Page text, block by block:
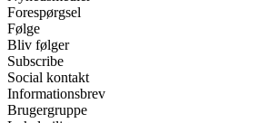
Forespørgsel
Følge
Bliv følger
Subscribe
Social kontakt
Informationsbrev
Brugergruppe